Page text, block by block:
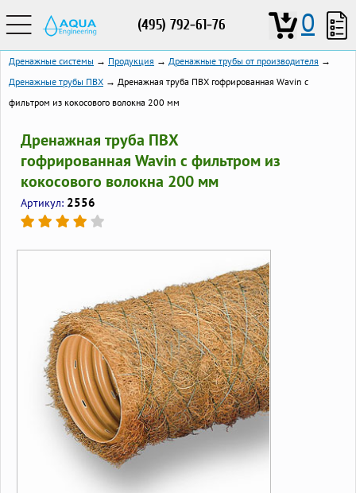
(495) 792-61-76 0
Дренажные системы → Продукция → Дренажные трубы от производителя →
Дренажные трубы ПВХ → Дренажная труба ПВХ гофрированная Wavin с
фильтром из кокосового волокна 200 мм
Дренажная труба ПВХ
гофрированная Wavin с фильтром из
кокосового волокна 200 мм
Артикул: 2556